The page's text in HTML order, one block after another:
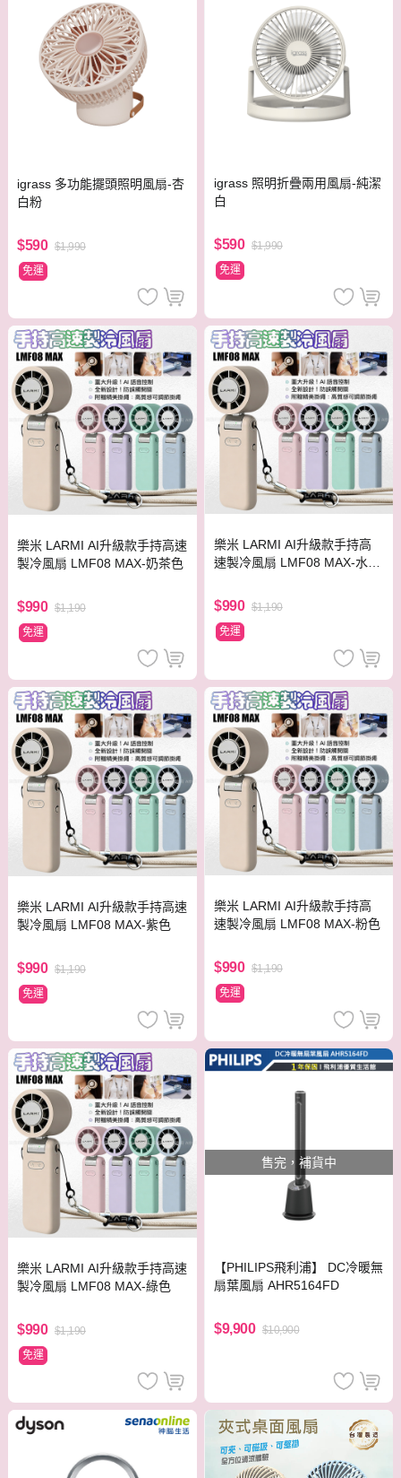
igrass 多功能擺頭照明風扇-杏
白粉
$590 $1,990
免運
igrass 照明折疊兩用風扇-純潔
白
$590 $1,990
免運
樂米 LARMI AI升級款手持高速
製冷風扇 LMF08 MAX-奶茶色
$990 $1,190
免運
樂米 LARMI AI升級款手持高
速製冷風扇 LMF08 MAX-水泥
$990 $1,190
免運
樂米 LARMI AI升級款手持高速
製冷風扇 LMF08 MAX-紫色
$990 $1,190
免運
樂米 LARMI AI升級款手持高
速製冷風扇 LMF08 MAX-粉色
$990 $1,190
免運
樂米 LARMI AI升級款手持高速
製冷風扇 LMF08 MAX-綠色
$990 $1,190
免運
售完，補貨中
【PHILIPS飛利浦】 DC冷暖無
扇葉風扇 AHR5164FD
$9,900 $10,900